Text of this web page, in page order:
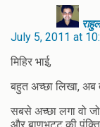
July 5, 2011 at
मिहिर भाई,
बहुत अच्छा लिखा, अब
सबसे अच्छा लगा वो